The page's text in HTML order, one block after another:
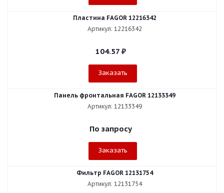
Пластина FAGOR 12216342
Артикул: 12216342
104.57 ₽
Заказать
Панель фронтальная FAGOR 12133349
Артикул: 12133349
По запросу
Заказать
Фильтр FAGOR 12131754
Артикул: 12131754